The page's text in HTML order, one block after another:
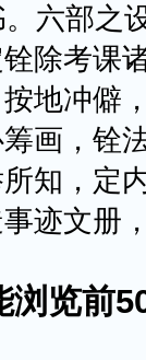
部之
除考课
地冲僻
画，铨
知，定
迹文册
览前